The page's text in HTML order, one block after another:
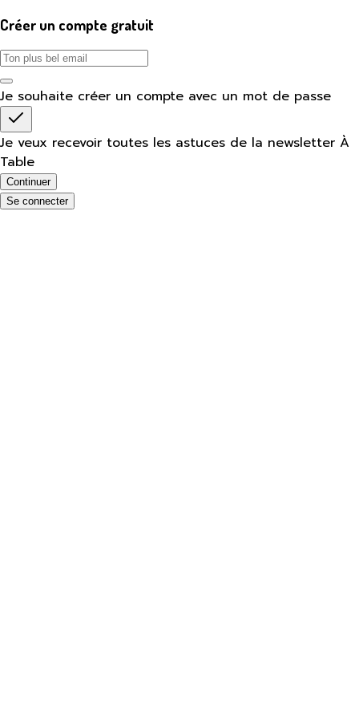
Créer un compte gratuit
Je souhaite créer un compte avec un mot de passe
Je veux recevoir toutes les astuces de la newsletter À
Table
Continuer
Se connecter